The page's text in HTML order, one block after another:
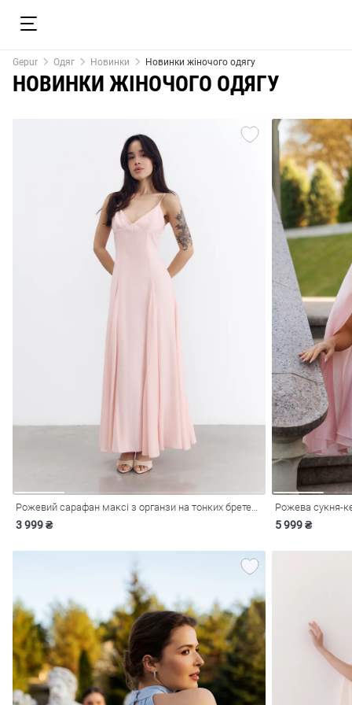
Gepur Одяг Новинки Новинки жіночого одягу
НОВИНКИ ЖІНОЧОГО ОДЯГУ
Рожевий сарафан максі з органзи на тонких бретелях
3 999 ₴
Рожева сукня-
5 999 ₴